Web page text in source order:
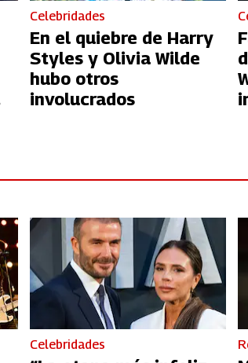
Celebridades
En el quiebre de Harry
Styles y Olivia Wilde
hubo otros
involucrados
Celebridades